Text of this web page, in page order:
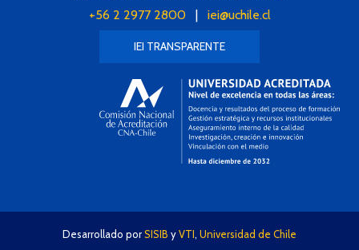
+56 2 2977 2800| iei@uchile.cl
IEI TRANSPARENTE
Desarrollado porSISIB yVTI, Universidad de Chile